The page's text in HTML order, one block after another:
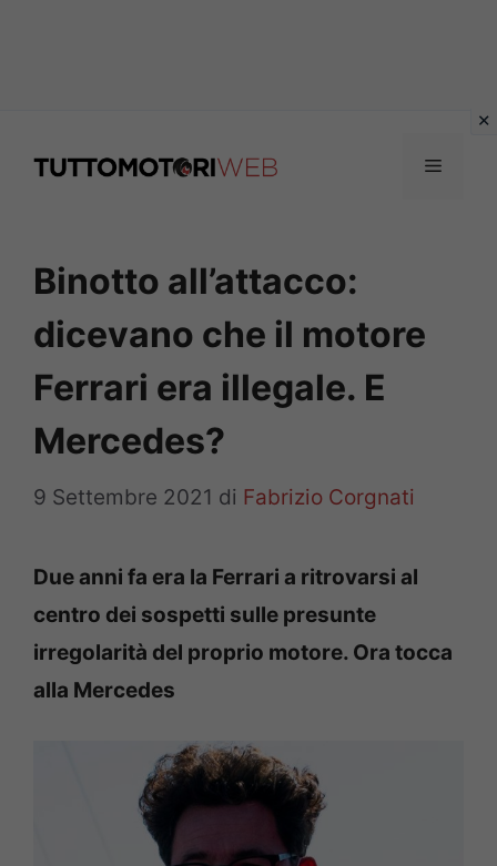
Menu
Binotto all’attacco:
dicevano che il motore
Ferrari era illegale. E
Mercedes?
9 Settembre 2021 di Fabrizio Corgnati
Due anni fa era la Ferrari a ritrovarsi al
centro dei sospetti sulle presunte
irregolarità del proprio motore. Ora tocca
alla Mercedes